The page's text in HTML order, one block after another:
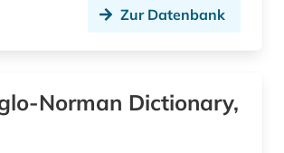
geschichte anfänge – 1226 (1)
geschichte des theater (1)
Zur Datenbank
Norman Dictionary,